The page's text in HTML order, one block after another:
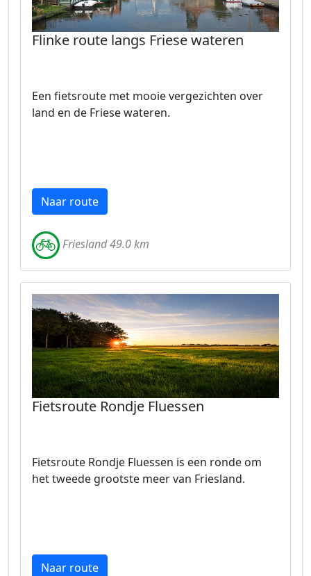
Flinke route langs Friese wateren
Een fietsroute met mooie vergezichten over
land en de Friese wateren.
Naar route
Friesland 49.0 km
Fietsroute Rondje Fluessen
Fietsroute Rondje Fluessen is een ronde om
het tweede grootste meer van Friesland.
Naar route